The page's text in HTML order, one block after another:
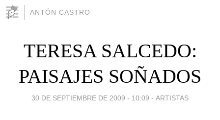
ANTÓN CASTRO
TERESA SALCEDO:
PAISAJES SOÑADOS
30 DE SEPTIEMBRE DE 2009 - 10:09 - ARTISTAS